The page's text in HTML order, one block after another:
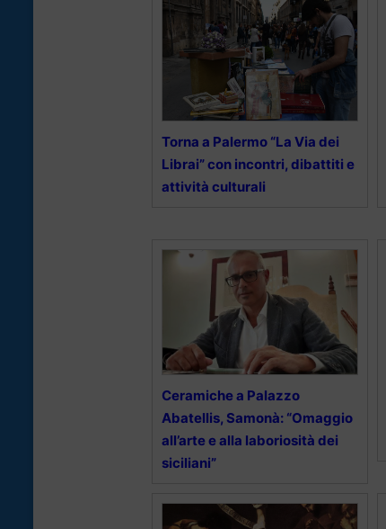
Torna a Palermo “La Via dei
Librai” con incontri, dibattiti e
attività culturali
Ceramiche a Palazzo
Abatellis, Samonà: “Omaggio
all’arte e alla laboriosità dei
siciliani”